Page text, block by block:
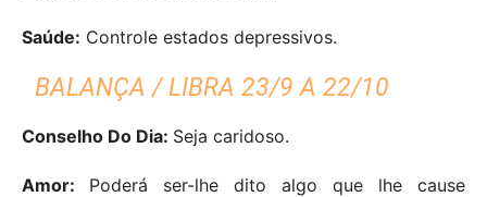
Saúde: Controle estados depressivos.
BALANÇA / LIBRA 23/9 A 22/10
Conselho Do Dia: Seja caridoso.
Amor: Poderá ser-lhe dito algo que lhe cause